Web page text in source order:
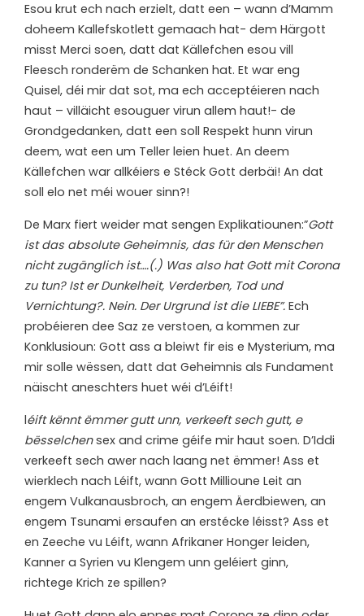
Esou krut ech nach erzielt, datt een – wann d’Mamm
doheem Kallefskotlett gemaach hat- dem Härgott
misst Merci soen, datt dat Källefchen esou vill
Fleesch ronderëm de Schanken hat. Et war eng
Quisel, déi mir dat sot, ma ech acceptéieren nach
haut – villäicht esouguer virun allem haut!- de
Grondgedanken, datt een soll Respekt hunn virun
deem, wat een um Teller leien huet. An deem
Källefchen war allkéiers e Stéck Gott derbäi! An dat
soll elo net méi wouer sinn?!
De Marx fiert weider mat sengen Explikatiounen:”Gott
ist das absolute Geheimnis, das für den Menschen
nicht zugänglich ist….(.) Was also hat Gott mit Corona
zu tun? Ist er Dunkelheit, Verderben, Tod und
Vernichtung?. Nein. Der Urgrund ist die LIEBE”. Ech
probéieren dee Saz ze verstoen, a kommen zur
Konklusioun: Gott ass a bleiwt fir eis e Mysterium, ma
mir solle wëssen, datt dat Geheimnis als Fundament
näischt aneschters huet wéi d’Léift!
léift kënnt ëmmer gutt unn, verkeeft sech gutt, e
bësselchensex and crime géife mir haut soen. D’Iddi
verkeeft sech awer nach laang net ëmmer! Ass et
wierklech nach Léift, wann Gott Millioune Leit an
engem Vulkanausbroch, an engem Äerdbiewen, an
engem Tsunami ersaufen an erstécke léisst? Ass et
en Zeeche vu Léift, wann Afrikaner Honger leiden,
Kanner a Syrien vu Klengem unn geléiert ginn,
richtege Krich ze spillen?